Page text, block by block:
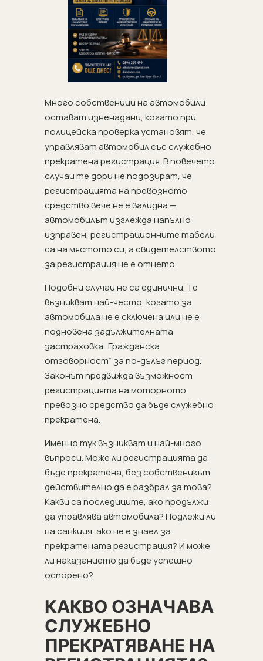
Много собственици на автомобили
остават изненадани, когато при
полицейска проверка установят, че
управляват автомобил със служебно
прекратена регистрация. В повечето
случаи те дори не подозират, че
регистрацията на превозното
средство вече не е валидна —
автомобилът изглежда напълно
изправен, регистрационните табели
са на мястото си, а свидетелството
за регистрация не е отнето.
Подобни случаи не са единични. Те
възникват най-често, когато за
автомобила не е сключена или не е
подновена задължителната
застраховка „Гражданска
отговорност“ за по-дълъг период.
Законът предвижда възможност
регистрацията на моторното
превозно средство да бъде служебно
прекратена.
Именно тук възникват и най-много
въпроси. Може ли регистрацията да
бъде прекратена, без собственикът
действително да е разбрал за това?
Какви са последиците, ако продължи
да управлява автомобила? Подлежи ли
на санкция, ако не е знаел за
прекратената регистрация? И може
ли наказанието да бъде успешно
оспорено?
КАКВО ОЗНАЧАВА
СЛУЖЕБНО
ПРЕКРАТЯВАНЕ НА